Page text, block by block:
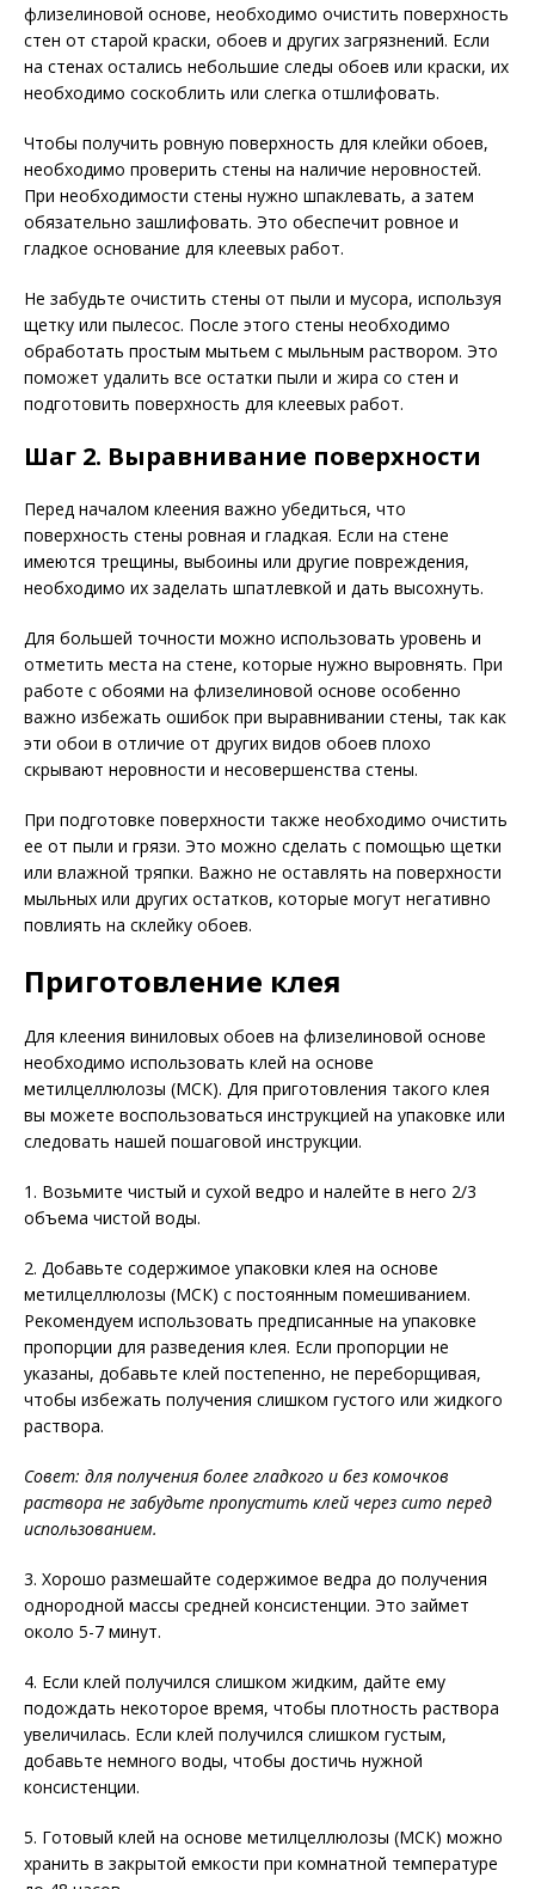
флизелиновой основе, необходимо очистить поверхность
стен от старой краски, обоев и других загрязнений. Если
на стенах остались небольшие следы обоев или краски, их
необходимо соскоблить или слегка отшлифовать.
Чтобы получить ровную поверхность для клейки обоев,
необходимо проверить стены на наличие неровностей.
При необходимости стены нужно шпаклевать, а затем
обязательно зашлифовать. Это обеспечит ровное и
гладкое основание для клеевых работ.
Не забудьте очистить стены от пыли и мусора, используя
щетку или пылесос. После этого стены необходимо
обработать простым мытьем с мыльным раствором. Это
поможет удалить все остатки пыли и жира со стен и
подготовить поверхность для клеевых работ.
Шаг 2. Выравнивание поверхности
Перед началом клеения важно убедиться, что
поверхность стены ровная и гладкая. Если на стене
имеются трещины, выбоины или другие повреждения,
необходимо их заделать шпатлевкой и дать высохнуть.
Для большей точности можно использовать уровень и
отметить места на стене, которые нужно выровнять. При
работе с обоями на флизелиновой основе особенно
важно избежать ошибок при выравнивании стены, так как
эти обои в отличие от других видов обоев плохо
скрывают неровности и несовершенства стены.
При подготовке поверхности также необходимо очистить
ее от пыли и грязи. Это можно сделать с помощью щетки
или влажной тряпки. Важно не оставлять на поверхности
мыльных или других остатков, которые могут негативно
повлиять на склейку обоев.
Приготовление клея
Для клеения виниловых обоев на флизелиновой основе
необходимо использовать клей на основе
метилцеллюлозы (МСК). Для приготовления такого клея
вы можете воспользоваться инструкцией на упаковке или
следовать нашей пошаговой инструкции.
1. Возьмите чистый и сухой ведро и налейте в него 2/3
объема чистой воды.
2. Добавьте содержимое упаковки клея на основе
метилцеллюлозы (МСК) с постоянным помешиванием.
Рекомендуем использовать предписанные на упаковке
пропорции для разведения клея. Если пропорции не
указаны, добавьте клей постепенно, не переборщивая,
чтобы избежать получения слишком густого или жидкого
раствора.
Совет: для получения более гладкого и без комочков
раствора не забудьте пропустить клей через сито перед
использованием.
3. Хорошо размешайте содержимое ведра до получения
однородной массы средней консистенции. Это займет
около 5-7 минут.
4. Если клей получился слишком жидким, дайте ему
подождать некоторое время, чтобы плотность раствора
увеличилась. Если клей получился слишком густым,
добавьте немного воды, чтобы достичь нужной
консистенции.
5. Готовый клей на основе метилцеллюлозы (МСК) можно
хранить в закрытой емкости при комнатной температуре